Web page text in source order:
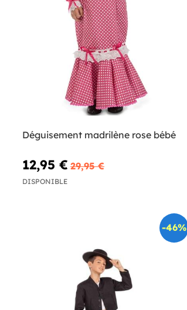
Déguisement madrilène rose bébé
12,95 € 29,95 €
DISPONIBLE
-46%